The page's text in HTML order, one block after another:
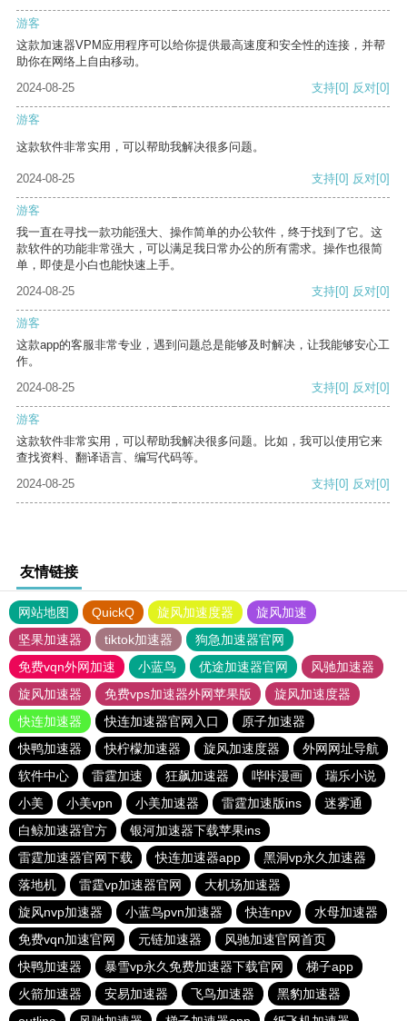
游客
这款加速器VPM应用程序可以给你提供最高速度和安全性的连接，并帮
助你在网络上自由移动。
2024-08-25
支持[0] 反对[0]
游客
这款软件非常实用，可以帮助我解决很多问题。
2024-08-25 支持[0] 反对[0]
游客
我一直在寻找一款功能强大、操作简单的办公软件，终于找到了它。这
款软件的功能非常强大，可以满足我日常办公的所有需求。操作也很简
单，即使是小白也能快速上手。
2024-08-25
支持[0] 反对[0]
游客
这款app的客服非常专业，遇到问题总是能够及时解决，让我能够安心工
作。
2024-08-25
支持[0] 反对[0]
游客
这款软件非常实用，可以帮助我解决很多问题。比如，我可以使用它来
查找资料、翻译语言、编写代码等。
2024-08-25
支持[0] 反对[0]
友情链接
网站地图 QuickQ 旋风加速度器
旋风加速
坚果加速器
tiktok加速器
狗急加速器官网
免费vqn外网加速
小蓝鸟 优途加速器官网
风驰加速器
旋风加速器
免费vps加速器外网苹果版
旋风加速度器
快连加速器
快连加速器官网入口
原子加速器
快鸭加速器
快柠檬加速器 旋风加速度器
外网网址导航
软件中心
雷霆加速 狂飙加速器 哔咔漫画
瑞乐小说
小美
小美vpn 小美加速器 雷霆加速版ins
迷雾通
白鲸加速器官方
银河加速器下载苹果ins
雷霆加速器官网下载
快连加速器app
黑洞vp永久加速器
落地机
雷霆vp加速器官网
大机场加速器
旋风nvp加速器
小蓝鸟pvn加速器 快连npv
水母加速器
免费vqn加速官网
元链加速器
风驰加速官网首页
快鸭加速器
暴雪vp永久免费加速器下载官网
梯子app
火箭加速器
安易加速器 飞鸟加速器
黑豹加速器